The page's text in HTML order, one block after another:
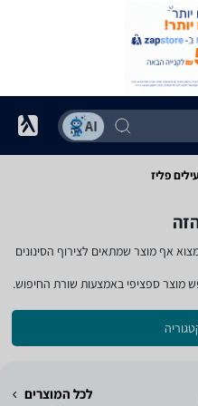
‏פליז
אף מוצר שמתאים לצירוף הסינונים
מוצר ספציפי באמצעות שורת החיפוש.
לכל המוצרים